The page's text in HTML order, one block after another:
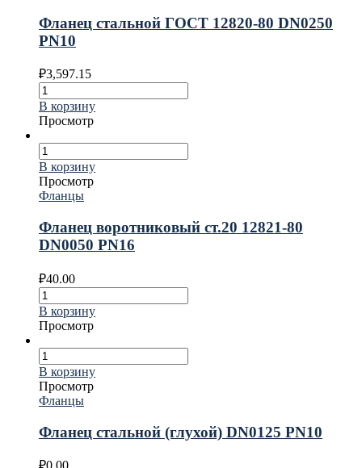
Фланец стальной ГОСТ 12820-80 DN0250
PN10
₽3,597.15
В корзину
Просмотр
В корзину
Просмотр
Фланцы
Фланец воротниковый ст.20 12821-80
DN0050 PN16
₽40.00
В корзину
Просмотр
В корзину
Просмотр
Фланцы
Фланец стальной (глухой) DN0125 PN10